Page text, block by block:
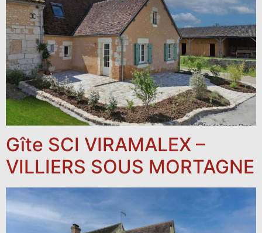
Gîte SCI VIRAMALEX –
VILLIERS SOUS MORTAGNE